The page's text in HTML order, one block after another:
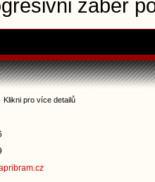
zaber
Klikni pro více detailů